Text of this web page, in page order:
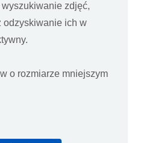
zdjęć,
odzyskiwanie ich w
o rozmiarze mniejszym